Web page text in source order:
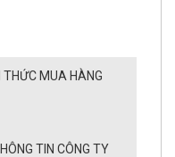
THỨC MUA HÀNG
TIN CÔNG TY